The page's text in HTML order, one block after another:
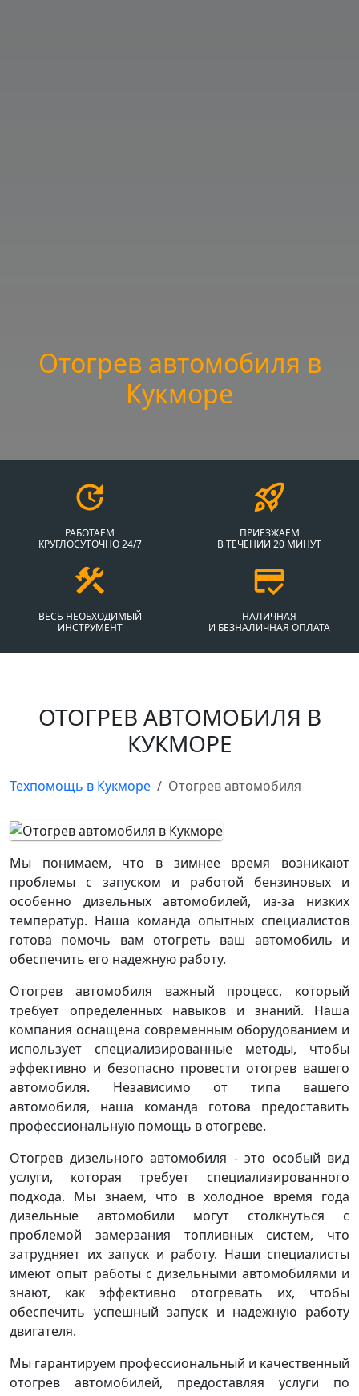
Отогрев автомобиля в
Кукморе
РАБОТАЕМ
КРУГЛОСУТОЧНО 24/7
ПРИЕЗЖАЕМ
В ТЕЧЕНИИ 20 МИНУТ
ВЕСЬ НЕОБХОДИМЫЙ
ИНСТРУМЕНТ
НАЛИЧНАЯ
И БЕЗНАЛИЧНАЯ ОПЛАТА
ОТОГРЕВ АВТОМОБИЛЯ В
КУКМОРЕ
Техпомощь в Кукморе Отогрев автомобиля
Мы понимаем, что в зимнее время возникают
проблемы с запуском и работой бензиновых и
особенно дизельных автомобилей, из-за низких
температур. Наша команда опытных специалистов
готова помочь вам отогреть ваш автомобиль и
обеспечить его надежную работу.
Отогрев автомобиля важный процесс, который
требует определенных навыков и знаний. Наша
компания оснащена современным оборудованием и
использует специализированные методы, чтобы
эффективно и безопасно провести отогрев вашего
автомобиля. Независимо от типа вашего
автомобиля, наша команда готова предоставить
профессиональную помощь в отогреве.
Отогрев дизельного автомобиля - это особый вид
услуги, которая требует специализированного
подхода. Мы знаем, что в холодное время года
дизельные автомобили могут столкнуться с
проблемой замерзания топливных систем, что
затрудняет их запуск и работу. Наши специалисты
имеют опыт работы с дизельными автомобилями и
знают, как эффективно отогревать их, чтобы
обеспечить успешный запуск и надежную работу
двигателя.
Мы гарантируем профессиональный и качественный
отогрев автомобилей, предоставляя услуги по